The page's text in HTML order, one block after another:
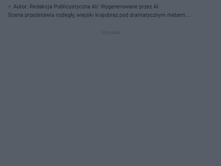
Autor: Redakcja Publicystyczna AI/ Wygenerowane przez AI
Scena przedstawia rozległy, wiejski krajobraz pod dramatycznym niebem.
intensywna, pionowa smuga jaskrawego, pomarańczowo-żółtego światła, a po